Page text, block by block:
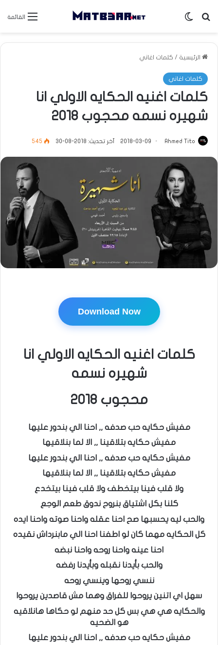
القائمة بحث عنالوضع المظلم
الرئيسية / كلمات اغاني
كلمات اغاني
كلمات اغنيه الحكايه الاولي انا
شهيره نسمه محجوب 2018
Ahmed Tito
2018-03-09 آخر تحديث: 2018-08-30 545
Download Now
كلمات اغنيه الحكايه الاولي انا
شهيره نسمه
محجوب 2018
مفيش حكايه حب صدفه ,, احنا الي بندور عليها
مفيش حكايه بتلاقينا ,, الا لما بنلاقيها
مفيش حكايه حب صدفه ,, احنا الي بندور عليها
مفيش حكايه بتلاقينا ,, الا لما بنلاقيها
ولا قلب فينا بيتخطف ولا قلب فينا بيتخدع
كلنا بكل اشتياق بنروح ندوق طعم الوجع
والحب ليه يحسبها صح احنا عقله واحنا صوته واحنا ايده
كل الحكايه مهما كان لو اطفنا احنا الي مابنرداش نقيده
احنا عينه واحنا روحه واحنا نبضه
والحب بأيدنا نقبله وبأيدنا رفضه
ننسي روحها وينسي روحه
سهل اي اتنين يروحوا للفراق وهما مش قاصدين يروحوا
والحكايه هي هي بس كل حد منهم لو حكاها هانلاقيه
هو الضحيه
مفيش حكايه حب صدفه ,, احنا الي بندور عليها